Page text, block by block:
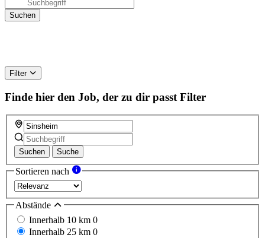
Filter
Finde hier den Job, der zu dir passt Filter
Suchen Suche
Sortieren nach
Abstände
Innerhalb 10 km 0
Innerhalb 25 km 0